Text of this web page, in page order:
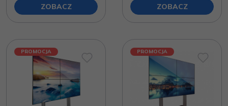
ZOBACZ ZOBACZ
PROMOCJA PROMOCJA